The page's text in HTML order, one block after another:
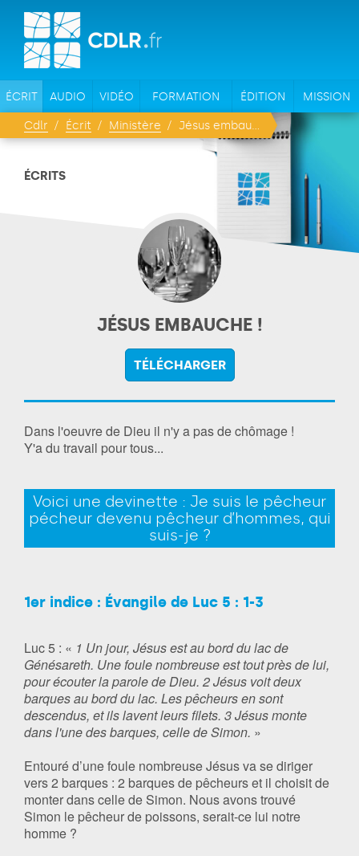
ÉCRIT AUDIO VIDÉO FORMATION ÉDITION MISSION
Cdlr Écrit Ministère Jésus embauche !
ÉCRITS
JÉSUS EMBAUCHE !
TÉLÉCHARGER
Dans l'oeuvre de Dieu il n'y a pas de chômage !
Y'a du travail pour tous...
Voici une devinette : Je suis le pêcheur
pécheur devenu pêcheur d’hommes, qui
suis-je ?
1er indice : Évangile de Luc 5 : 1-3
Luc 5 : « 1 Un jour, Jésus est au bord du lac de
Génésareth. Une foule nombreuse est tout près de lui,
pour écouter la parole de Dieu. 2 Jésus voit deux
barques au bord du lac. Les pêcheurs en sont
descendus, et ils lavent leurs filets. 3 Jésus monte
dans l'une des barques, celle de Simon. »
Entouré d’une foule nombreuse Jésus va se diriger
vers 2 barques : 2 barques de pêcheurs et il choisit de
monter dans celle de Simon. Nous avons trouvé
Simon le pêcheur de poissons, serait-ce lui notre
homme ?